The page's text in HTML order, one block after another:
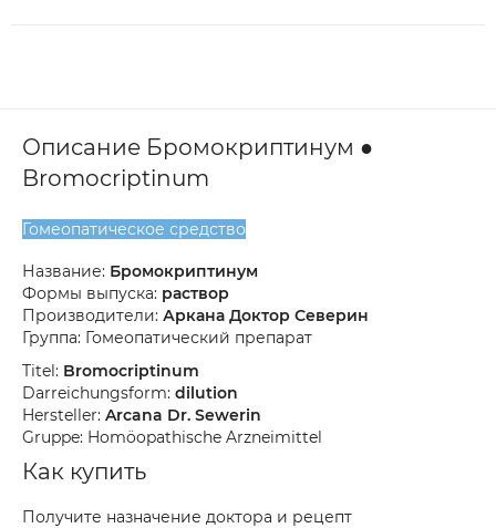
Описание Бромокриптинум ●
Bromocriptinum
Гомеопатическое средство
Название: Бромокриптинум
Формы выпуска: раствор
Производители: Аркана Доктор Северин
Группа: Гомеопатический препарат
Titel: Bromocriptinum
Darreichungsform: dilution
Hersteller: Arcana Dr. Sewerin
Gruppe: Homöopathische Arzneimittel
Как купить
Получите назначение доктора и рецепт